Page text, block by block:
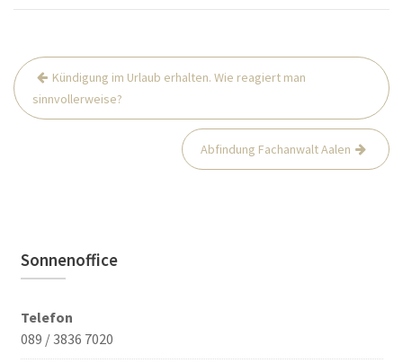
Beitrags-
Navigation
Kündigung im Urlaub erhalten. Wie reagiert man
sinnvollerweise?
Abfindung Fachanwalt Aalen
Sonnenoffice
Telefon
089 / 3836 7020